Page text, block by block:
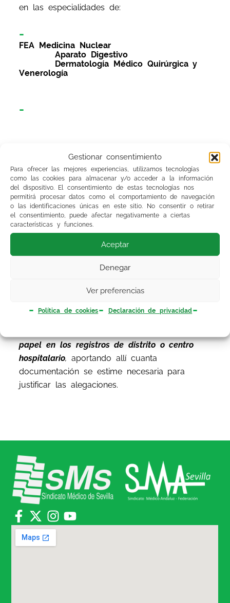
Gestionar consentimiento
Para ofrecer las mejores experiencias, utilizamos tecnologías
como las cookies para almacenar y/o acceder a la información
del dispositivo. El consentimiento de estas tecnologías nos
permitirá procesar datos como el comportamiento de navegación
o las identificaciones únicas en este sitio. No consentir o retirar
el consentimiento, puede afectar negativamente a ciertas
características y funciones.
Aceptar
Denegar
Ver preferencias
Política de cookies Declaración de privacidad
en las especialidades de:
FEA Medicina Nuclear
Aparato Digestivo
Dermatología Médico Quirúrgica y
Venerología
méritos a 31 de octubre de 2013.
Con esta publicación se abre unplazo de 10
días naturales, del 12 al 21 de junio, ambos
incluidos, para formular lasalegacionesque
los aspirantes estimen convenientes.
El candidato dispone, en la web del SAS, de la
«Gestión de alegaciones»
esta opción no permite adjuntar archivos para
papel en los registros de distrito o centro
hospitalario, aportando allí cuanta
documentación se estime necesaria para
justificar las alegaciones.